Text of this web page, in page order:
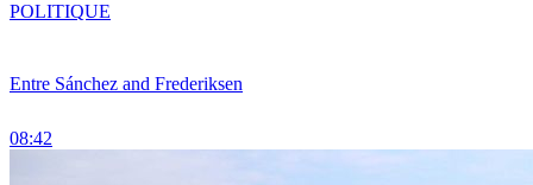
Entre Sánchez and Frederiksen
08:42
POLITIQUE